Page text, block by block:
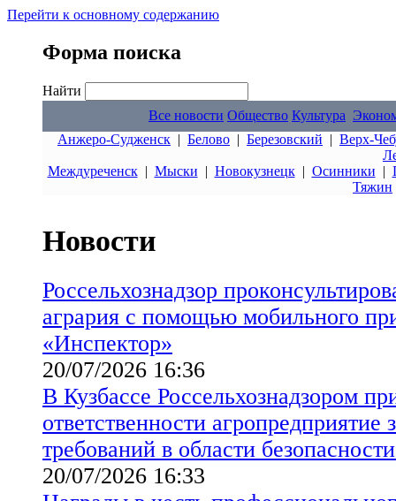
Перейти к основному содержанию
Форма поиска
Найти
Все новости Общество Культура
Анжеро-Судженск | Белово | Березовский | Верх-
Междуреченск| Мыски | Новокузнецк| Осинники |
Тяжин
Новости
Россельхознадзор
агрария с помощью мобильного
«Инспектор»
20/07/2026 16:36
В Кузбассе Россельхознадзором
ответственности агропредприятие
требований в области
20/07/2026 16:33